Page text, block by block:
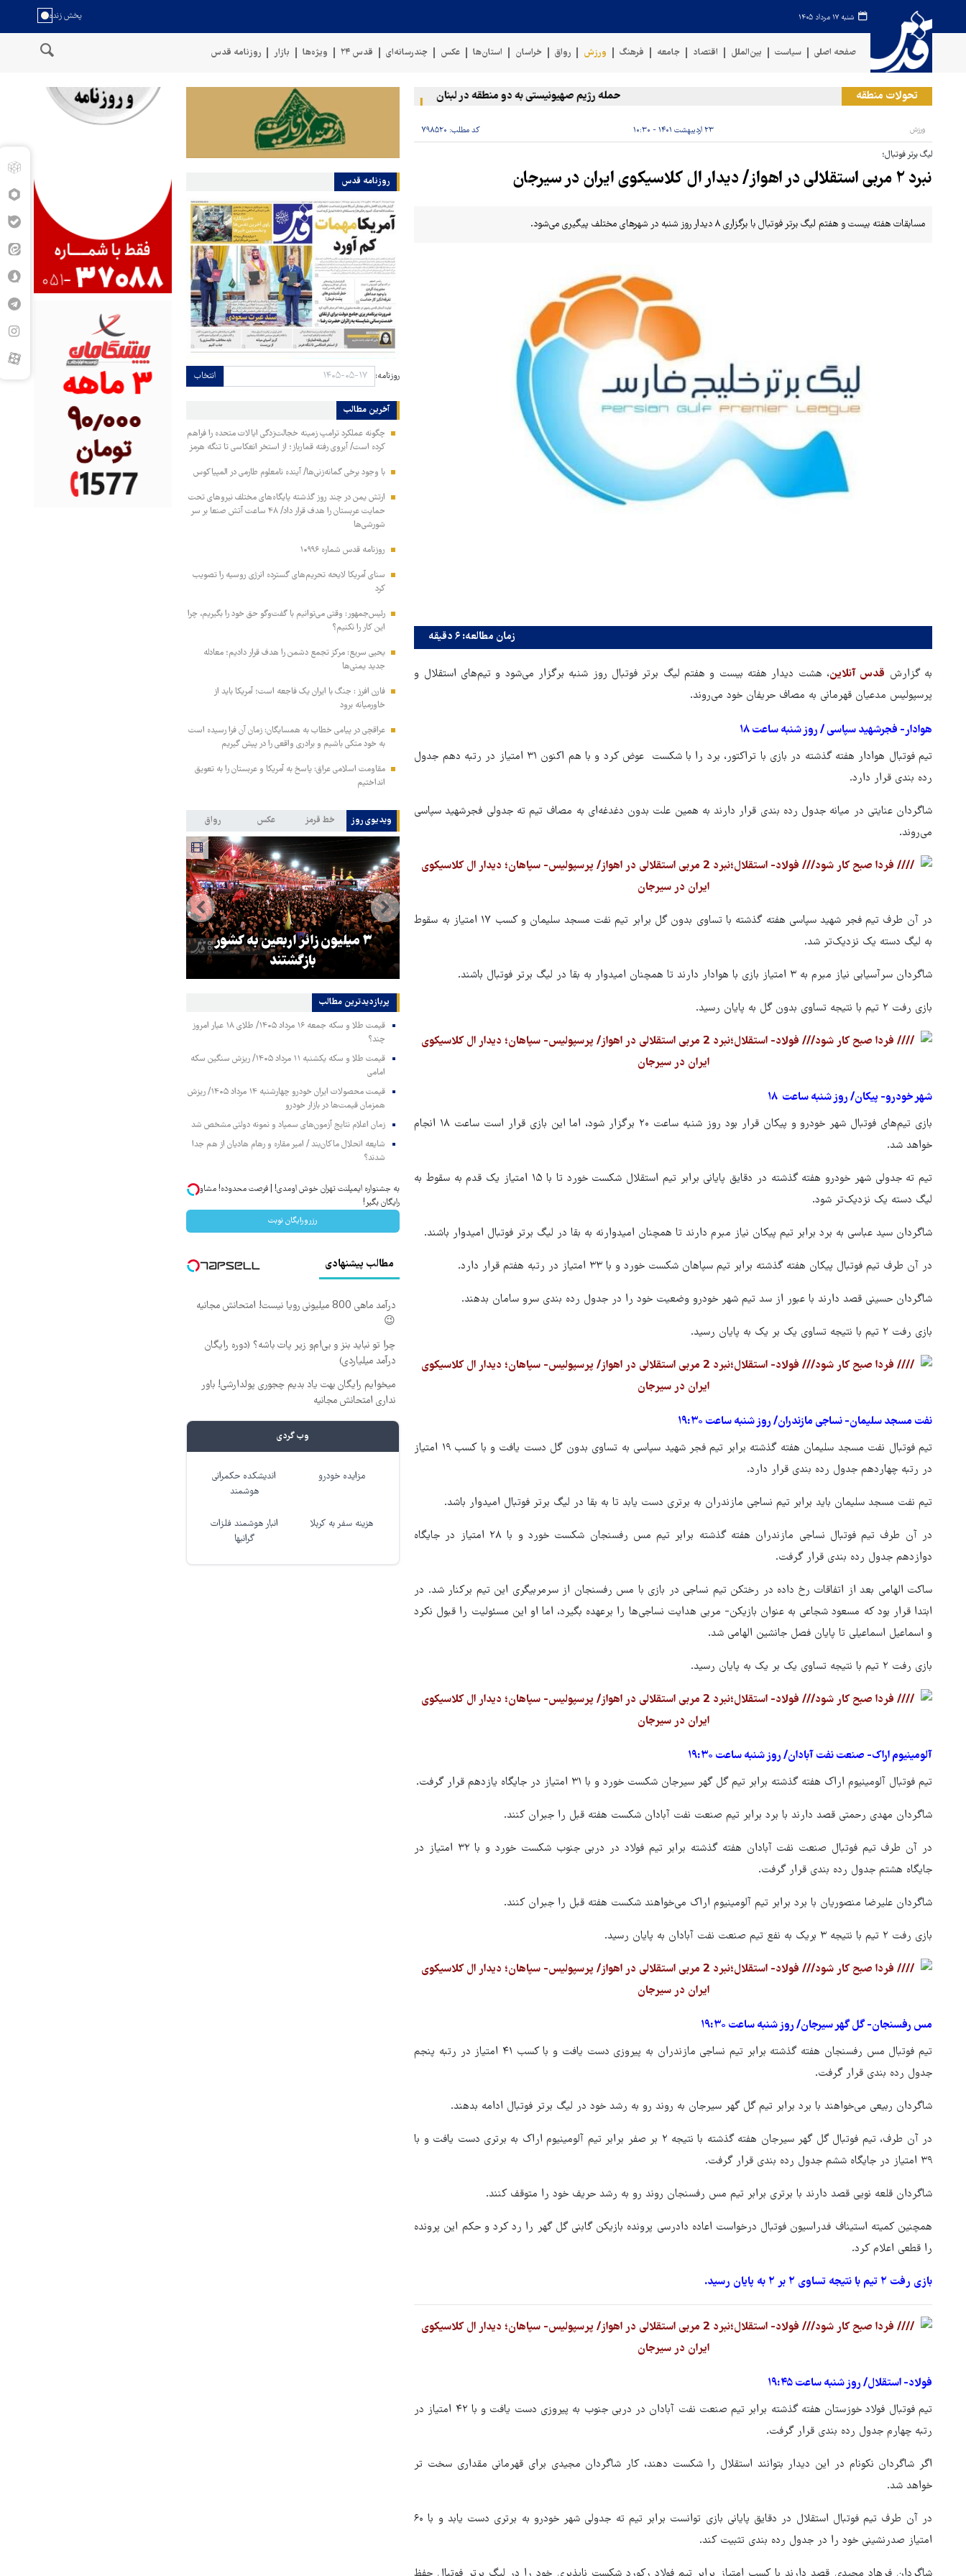
شنبه ۱۷ مرداد ۱۴۰۵
صفحه اصلی سیاست بین‌الملل اقتصاد جامعه فرهنگ ورزش رواق خراسان استان‌ها عکس چندرسانه‌ای قدس ۲۴ ویژه‌ها بازار روزنامه قدس
تحولات منطقه حمله رژیم صهیونیستی به دو منطقه در لبنان وقوع حادثه دریایی در سواحل عمان سخنگوی نیروهای مسلح یمن: کشتی نفتی عربستان را با
ورزش ۲۳ اردیبهشت ۱۴۰۱ - ۱۰:۳۰ کد مطلب: ۷۹۸۵۲۰
لیگ برتر فوتبال؛
نبرد ۲ مربی استقلالی در اهواز/ دیدار ال کلاسیکوی ایران در سیرجان
مسابقات هفته بیست و هفتم لیگ برتر فوتبال با برگزاری ۸ دیدار روز شنبه در شهرهای مختلف پیگیری می‌شود.
زمان مطالعه: ۶ دقیقه
به گزارش قدس آنلاین، هشت دیدار هفته بیست و هفتم لیگ برتر فوتبال روز شنبه برگزار می‌شود و تیم‌های استقلال و
پرسپولیس مدعیان قهرمانی به مصاف حریفان خود می‌روند.
هوادار- فجرشهید سپاسی / روز شنبه ساعت ۱۸
تیم فوتبال هوادار هفته گذشته در بازی با تراکتور، برد را با شکست عوض کرد و با هم اکنون ۳۱ امتیاز در رتبه دهم جدول
رده بندی قرار دارد.
شاگردان عنایتی در میانه جدول رده بندی قرار دارند به همین علت بدون دغدغه‌ای به مصاف تیم ته جدولی فجرشهید سپاسی
می‌روند.
در آن طرف تیم فجر شهید سپاسی هفته گذشته با تساوی بدون گل برابر تیم نفت مسجد سلیمان و کسب ۱۷ امتیاز به سقوط
به لیگ دسته یک نزدیک‌تر شد.
شاگردان سرآسیابی نیاز مبرم به ۳ امتیاز بازی با هوادار دارند تا همچنان امیدوار به بقا در لیگ برتر فوتبال باشند.
بازی رفت ۲ تیم با نتیجه تساوی بدون گل به پایان رسید.
شهر خودرو- پیکان/ روز شنبه ساعت ۱۸
بازی تیم‌های فوتبال شهر خودرو و پیکان قرار بود روز شنبه ساعت ۲۰ برگزار شود، اما این بازی قرار است ساعت ۱۸ انجام
خواهد شد.
تیم ته جدولی شهر خودرو هفته گذشته در دقایق پایانی برابر تیم استقلال شکست خورد تا با ۱۵ امتیاز یک قدم به سقوط به
لیگ دسته یک نزدیک‌تر شود.
شاگردان سید عباسی به برد برابر تیم پیکان نیاز مبرم دارند تا همچنان امیدوارنه به بقا در لیگ برتر فوتبال امیدوار باشند.
در آن طرف تیم فوتبال پیکان هفته گذشته برابر تیم سپاهان شکست خورد و با ۳۳ امتیاز در رتبه هفتم قرار دارد.
شاگردان حسینی قصد دارند با عبور از سد تیم شهر خودرو وضعیت خود را در جدول رده بندی سرو سامان بدهند.
بازی رفت ۲ تیم با نتیجه تساوی یک بر یک به پایان رسید.
نفت مسجد سلیمان- نساجی مازندران/ روز شنبه ساعت ۱۹:۳۰
تیم فوتبال نفت مسجد سلیمان هفته گذشته برابر تیم فجر شهید سپاسی به تساوی بدون گل دست یافت و با کسب ۱۹ امتیاز
در رتبه چهاردهم جدول رده بندی قرار دارد.
تیم نفت مسجد سلیمان باید برابر تیم نساجی مازندران به برتری دست یابد تا به بقا در لیگ برتر فوتبال امیدوار باشد.
در آن طرف تیم فوتبال نساجی مازندران هفته گذشته برابر تیم مس رفسنجان شکست خورد و با ۲۸ امتیاز در جایگاه
دوازدهم جدول رده بندی قرار گرفت.
ساکت الهامی بعد از اتفاقات رخ داده در رختکن تیم نساجی در بازی با مس رفسنجان از سرمربیگری این تیم برکنار شد. در
ابتدا قرار بود که مسعود شجاعی به عنوان بازیکن- مربی هدایت نساجی‌ها را برعهده بگیرد، اما او این مسئولیت را قبول نکرد
و اسماعیل اسماعیلی تا پایان فصل جانشین الهامی شد.
بازی رفت ۲ تیم با نتیجه تساوی یک بر یک به پایان رسید.
آلومینیوم اراک- صنعت نفت آبادان/ روز شنبه ساعت ۱۹:۳۰
تیم فوتبال آلومینیوم اراک هفته گذشته برابر تیم گل گهر سیرجان شکست خورد و با ۳۱ امتیاز در جایگاه یازدهم قرار گرفت.
شاگردان مهدی رحمتی قصد دارند با برد برابر تیم صنعت نفت آبادان شکست هفته قبل را جبران کنند.
در آن طرف تیم فوتبال صنعت نفت آبادان هفته گذشته برابر تیم فولاد در دربی جنوب شکست خورد و با ۳۲ امتیاز در
جایگاه هشتم جدول رده بندی قرار گرفت.
شاگردان علیرضا منصوریان با برد برابر تیم آلومینیوم اراک می‌خواهند شکست هفته قبل را جبران کنند.
بازی رفت ۲ تیم با نتیجه ۳ بریک به نفع تیم صنعت نفت آبادان به پایان رسید.
مس رفسنجان- گل گهر سیرجان/ روز شنبه ساعت ۱۹:۳۰
تیم فوتبال مس رفسنجان هفته گذشته برابر تیم نساجی مازندران به پیروزی دست یافت و با کسب ۴۱ امتیاز در رتبه پنجم
جدول رده بندی قرار گرفت.
شاگردان ربیعی می‌خواهند با برد برابر تیم گل گهر سیرجان به روند رو به رشد خود در لیگ برتر فوتبال ادامه بدهند.
در آن طرف، تیم فوتبال گل گهر سیرجان هفته گذشته با نتیجه ۲ بر صفر برابر تیم آلومینیوم اراک به برتری دست یافت و با
۳۹ امتیاز در جایگاه ششم جدول رده بندی قرار گرفت.
شاگردان قلعه نویی قصد دارند با برتری برابر تیم مس رفسنجان روند رو به رشد حریف خود را متوقف کنند.
همچنین کمیته استیناف فدراسیون فوتبال درخواست اعاده دادرسی پرونده بازیکن گابنی گل گهر را رد کرد و حکم این پرونده
را قطعی اعلام کرد.
بازی رفت ۲ تیم با نتیجه تساوی ۲ بر ۲ به پایان رسید.
فولاد- استقلال/ روز شنبه ساعت ۱۹:۴۵
تیم فوتبال فولاد خوزستان هفته گذشته برابر تیم صنعت نفت آبادان در دربی جنوب به پیروزی دست یافت و با ۴۲ امتیاز در
رتبه چهارم جدول رده بندی قرار گرفت.
اگر شاگردان نکونام در این دیدار بتوانند استقلال را شکست دهند، کار شاگردان مجیدی برای قهرمانی مقداری سخت تر
خواهد شد.
در آن طرف تیم فوتبال استقلال در دقایق پایانی بازی توانست برابر تیم ته جدولی شهر خودرو به برتری دست یابد و با ۶۰
امتیاز صدرنشینی خود را در جدول رده بندی تثبیت کند.
روزنامه قدس
روزنامه: انتخاب
آخرین مطالب
چگونه عملکرد ترامپ زمینه خجالت‌زدگی ایالات متحده را فراهم
کرده است/ آبروی رفته قمارباز؛ از استخر انعکاسی تا تنگه هرمز
با وجود برخی گمانه‌زنی‌ها/ آینده نامعلوم طارمی در المپیاکوس
ارتش یمن در چند روز گذشته پایگاه‌های مختلف نیروهای تحت
حمایت عربستان را هدف قرار داد/ ۴۸ ساعت آتش صنعا بر سر
شورشی‌ها
روزنامه قدس شماره ۱۰۹۹۶
سنای آمریکا لایحه تحریم‌های گسترده انرژی روسیه را تصویب
کرد
رئیس‌جمهور: وقتی می‌توانیم با گفت‌وگو حق خود را بگیریم، چرا
این کار را نکنیم؟
یحیی سریع: مرکز تجمع دشمن را هدف قرار دادیم؛ معادله
جدید یمنی‌ها
فارن افرز : جنگ با ایران یک فاجعه است؛ آمریکا باید از
خاورمیانه برود
عراقچی در پیامی خطاب به همسایگان: زمان آن فرا رسیده است
به خود متکی باشیم و برادری واقعی را در پیش گیریم
مقاومت اسلامی عراق: پاسخ به آمریکا و عربستان را به تعویق
انداختیم
ویدیوی روز خط قرمز عکس رواق
هماهنگی محور مقاومت، آمریکا را
۳ میلیون زائر اربعین به کشور
بازگشتند
پربازدیدترین‌ مطالب
قیمت طلا و سکه جمعه ۱۶ مرداد ۱۴۰۵/ طلای ۱۸ عیار امروز
چند؟
قیمت طلا و سکه یکشنبه ۱۱ مرداد ۱۴۰۵/ ریزش سنگین سکه
امامی
قیمت محصولات ایران خودرو چهارشنبه ۱۴ مرداد ۱۴۰۵/ ریزش
همزمان قیمت‌ها در بازار خودرو
زمان اعلام نتایج آزمون‌های سمپاد و نمونه دولتی مشخص شد
شایعه انحلال ماکان‌بند / امیر مقاره و رهام هادیان از هم جدا
شدند؟
به جشنواره ایمپلنت تهران خوش اومدی! | فرصت محدوده! مشاوره
رایگان بگیر!
رزرورایگان نوبت
مطالب پیشنهادی
درآمد ماهی 800 میلیونی رویا نیست! امتحانش مجانیه
😉
چرا تو نباید بنز و بی‌ام‌و زیر پات باشه؟ (دوره رایگان
درآمد میلیاردی)
میخوایم رایگان بهت یاد بدیم چجوری پولدارشی! باور
نداری امتحانش مجانیه
وب گردی
مزایده خودرو
اندیشکده حکمرانی
هوشمند
هزینه سفر به کربلا
انبار هوشمند فلزات
گرانبها